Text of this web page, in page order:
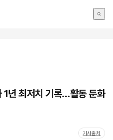
년 최저치 기록…활동 둔화
기사출처